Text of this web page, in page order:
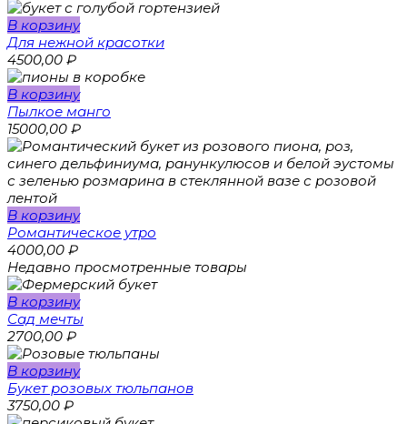
В корзину
Для нежной красотки
4500,00 ₽
В корзину
Пылкое манго
15000,00 ₽
В корзину
Романтическое утро
4000,00 ₽
Недавно просмотренные товары
В корзину
Сад мечты
2700,00 ₽
В корзину
Букет розовых тюльпанов
3750,00 ₽